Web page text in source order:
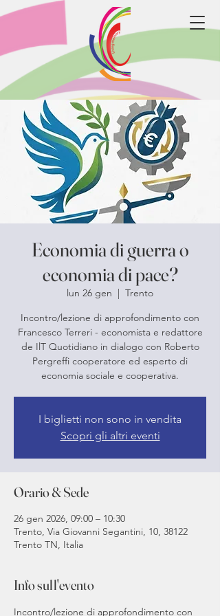
Economia di guerra o
economia di pace?
lun 26 gen
  |
Trento
Incontro/lezione di approfondimento con
Francesco Terreri - economista e redattore
de IlT Quotidiano in dialogo con Roberto
Pergreffi cooperatore ed esperto di
economia sociale e cooperativa.
I biglietti non sono in vendita
Scopri gli altri eventi
Orario & Sede
26 gen 2026, 09:00 – 10:30
Trento, Via Giovanni Segantini, 10, 38122
Trento TN, Italia
Info sull'evento
Incontro/lezione di approfondimento con